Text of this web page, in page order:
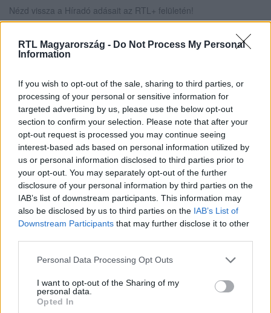
RTL Magyarország - Do Not Process My Personal
Information
If you wish to opt-out of the sale, sharing to third parties, or
processing of your personal or sensitive information for
targeted advertising by us, please use the below opt-out
section to confirm your selection. Please note that after your
opt-out request is processed you may continue seeing
interest-based ads based on personal information utilized by
us or personal information disclosed to third parties prior to
your opt-out. You may separately opt-out of the further
disclosure of your personal information by third parties on the
IAB’s list of downstream participants. This information may
also be disclosed by us to third parties on the IAB’s List of
Downstream Participants that may further disclose it to other
Please note that this website/app uses one or more Google
not limited to your visit or usage behaviour. You may click to
grant or deny consent to Google and its third-party tags to
use your data for below specified purposes in below Google
Personal Data Processing Opt Outs
I want to opt-out of the Sharing of my
personal data.
Opted In
Nézd vissza a Híradó adásait az RTL+ felületén!
Kövess minket, és értesülj a friss hírekről a
Követem